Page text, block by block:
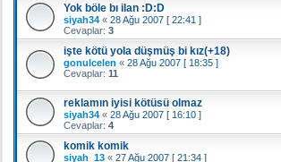
Yok böle bı ilan :D:D
siyah34 « 28 Ağu 2007 [ 22:41 ]
Cevaplar: 3
işte kötü yola düşmüş bi kız(+18)
gonulcelen « 28 Ağu 2007 [ 18:35 ]
Cevaplar: 11
reklamın iyisi kötüsü olmaz
siyah34 « 28 Ağu 2007 [ 16:10 ]
Cevaplar: 4
komik komik
siyah_13 « 27 Ağu 2007 [ 21:34 ]